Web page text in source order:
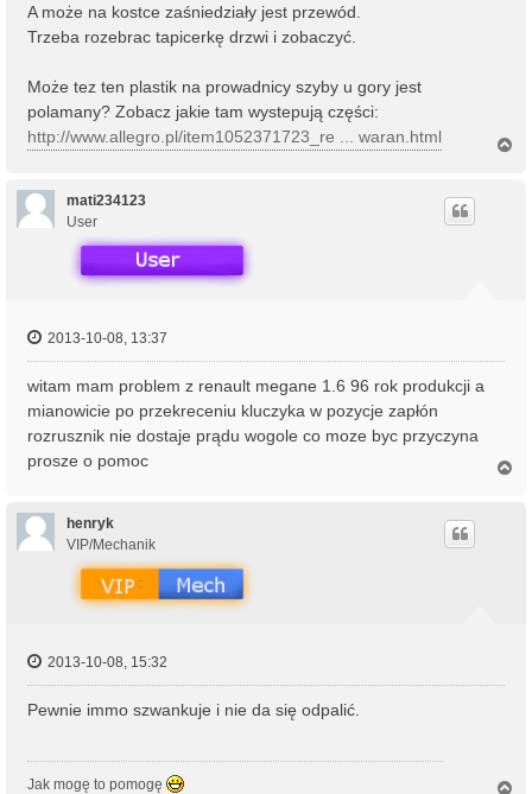
A może na kostce zaśniedziały jest przewód.
Trzeba rozebrac tapicerkę drzwi i zobaczyć.
Może tez ten plastik na prowadnicy szyby u gory jest
polamany? Zobacz jakie tam wystepują części:
http://www.allegro.pl/item1052371723_re ... waran.html
mati234123
User
2013-10-08, 13:37
witam mam problem z renault megane 1.6 96 rok produkcji a
mianowicie po przekreceniu kluczyka w pozycje zapłón
rozrusznik nie dostaje prądu wogole co moze byc przyczyna
prosze o pomoc
henryk
VIP/Mechanik
2013-10-08, 15:32
Pewnie immo szwankuje i nie da się odpalić.
Jak mogę to pomogę